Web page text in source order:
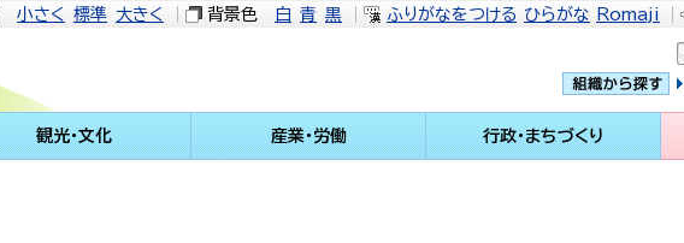
小さく 標準 大きく 背景色 白 青 黒 ふりがなをつける ひらがな Romaji
観光・文化 産業・労働 行政・まちづくり